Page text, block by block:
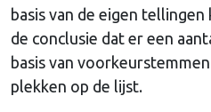
basis van de eigen
de conclusie dat er een
basis van
plekken op de lijst.